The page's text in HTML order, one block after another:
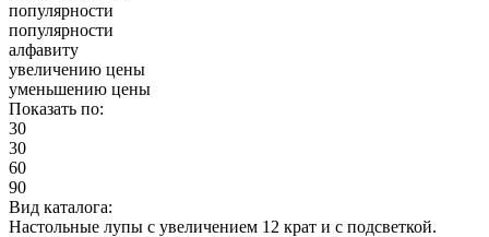
популярности
популярности
алфавиту
увеличению цены
уменьшению цены
Показать по:
30
30
60
90
Вид каталога:
Настольные лупы с увеличением 12 крат и с подсветкой.